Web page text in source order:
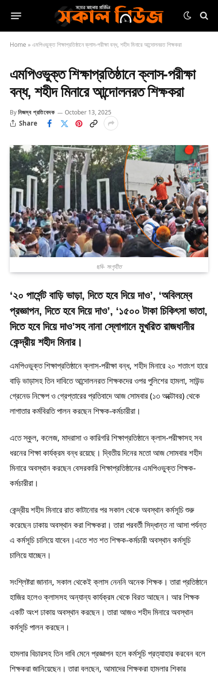
Home »এমপিওভুক্ত শিক্ষাপ্রতিষ্ঠানে ক্লাস-পরীক্ষা বন্ধ, শহীদ মিনারে আন্দোলনরত শিক্ষকরা
এমপিওভুক্ত শিক্ষাপ্রতিষ্ঠানে ক্লাস-পরীক্ষা
বন্ধ, শহীদ মিনারে আন্দোলনরত শিক্ষকরা
Byনিজস্ব প্রতিবেদক October 13, 2025
Share
ছবি- সংগৃহীত
‘২০ পার্সেন্ট বাড়ি ভাড়া, দিতে হবে দিয়ে দাও’, ‘অবিলম্বে
প্রজ্ঞাপন, দিতে হবে দিয়ে দাও’, ‘১৫০০ টাকা চিকিৎসা ভাতা,
দিতে হবে দিয়ে দাও’সহ নানা স্লোগানে মুখরিত রাজধানীর
কেন্দ্রীয় শহীদ মিনার।
এমপিওভুক্ত শিক্ষাপ্রতিষ্ঠানে ক্লাস-পরীক্ষা বন্ধ, শহীদ মিনারে ২০ শতাংশ হারে
বাড়ি ভাড়াসহ তিন দাবিতে আন্দোলনরত শিক্ষকদের ওপর পুলিশের হামলা, সাউন্ড
গ্রেনেড নিক্ষেপ ও গ্রেপ্তারের প্রতিবাদে আজ সোমবার (১৩ অক্টোবর) থেকে
লাগাতার কর্মবিরতি পালন করছেন শিক্ষক-কর্মচারীরা।
এতে স্কুল, কলেজ, মাদরাসা ও কারিগরি শিক্ষাপ্রতিষ্ঠানে ক্লাস-পরীক্ষাসহ সব
ধরনের শিক্ষা কার্যক্রম বন্ধ রয়েছে। দ্বিতীয় দিনের মতো আজ সোমবার শহীদ
মিনারে অবস্থান করছেন বেসরকারি শিক্ষাপ্রতিষ্ঠানের এমপিওভুক্ত শিক্ষক-
কর্মচারীরা।
কেন্দ্রীয় শহীদ মিনারে রাত কাটানোর পর সকাল থেকে অবস্থান কর্মসূচি শুরু
করেছেন ঢাকায় অবস্থান করা শিক্ষকরা। তারা পরবর্তী সিদ্ধান্ত না আসা পর্যন্ত
এ কর্মসূচি চালিয়ে যাবেন।এতে শত শত শিক্ষক-কর্মচারী অবস্থান কর্মসূচি
চালিয়ে যাচ্ছেন।
সংশ্লিষ্টরা জানান, সকাল থেকেই ক্লাস নেননি অনেক শিক্ষক। তারা প্রতিষ্ঠানে
হাজির হলেও ক্লাসসহ অন্যান্য কার্যক্রম থেকে বিরত আছেন। আর শিক্ষক
একটি অংশ ঢাকায় অবস্থান করছেন। তারা আজও শহীদ মিনারে অবস্থান
কর্মসূচি পালন করছেন।
হামলার বিচারসহ তিন দাবি মেনে প্রজ্ঞাপন হলে কর্মসূচি প্রত্যাহার করবেন বলে
শিক্ষকরা জানিয়েছেন। তারা বলছেন, আমাদের শিক্ষকরা হামলার শিকার